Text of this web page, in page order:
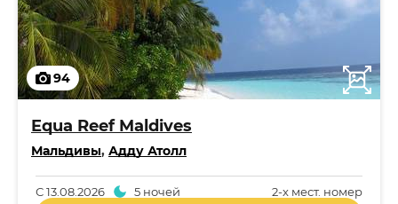
94
Equa Reef Maldives
Мальдивы, Адду Атолл
2-x мест. номер
С13.08.2026 5 ночей